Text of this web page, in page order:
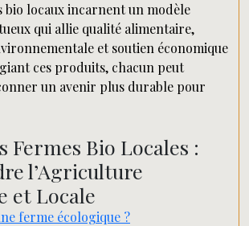
bio locaux incarnent un modèle
qui allie qualité alimentaire,
et soutien économique
ces produits, chacun peut
un avenir plus durable pour
Fermes Bio Locales :
l’Agriculture
et Locale
ferme écologique ?